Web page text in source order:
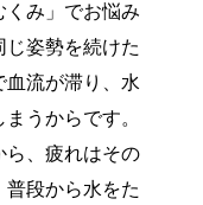
み」でお悩み
姿勢を続けた
血流が滞り、水
うからです。
ら、疲れはその
普段から水をた